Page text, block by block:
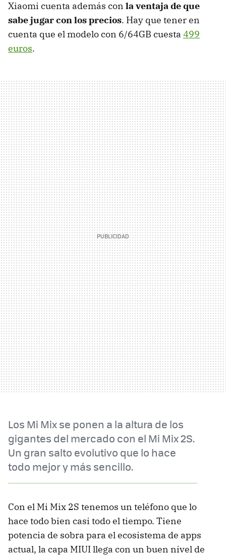
Xiaomi cuenta además con la ventaja de que
sabe jugar con los precios. Hay que tener en
cuenta que el modelo con 6/64GB cuesta 499
euros.
Los Mi Mix se ponen a la altura de los
gigantes del mercado con el Mi Mix 2S.
Un gran salto evolutivo que lo hace
todo mejor y más sencillo.
Con el Mi Mix 2S tenemos un teléfono que lo
hace todo bien casi todo el tiempo. Tiene
potencia de sobra para el ecosistema de apps
actual, la capa MIUI llega con un buen nivel de